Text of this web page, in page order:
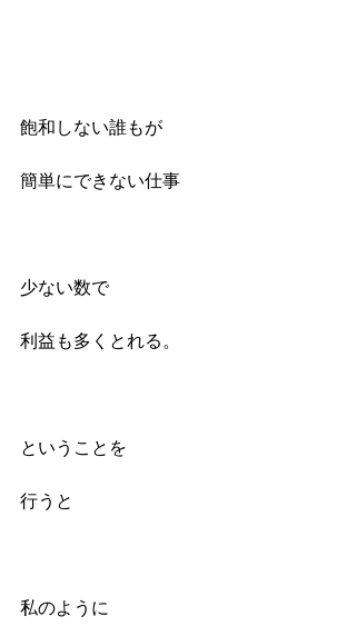
飽和しない誰もが
簡単にできない仕事
少ない数で
利益も多くとれる。
ということを
行うと
私のように